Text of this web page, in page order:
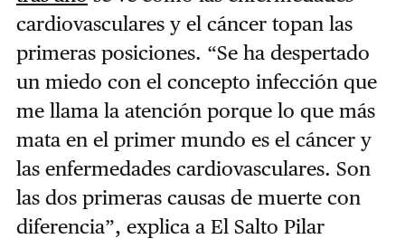
cardiovasculares y el cáncer topan las
primeras posiciones. “Se ha despertado
un miedo con el concepto infección que
me llama la atención porque lo que más
mata en el primer mundo es el cáncer y
las enfermedades cardiovasculares. Son
las dos primeras causas de muerte con
diferencia”, explica a El Salto Pilar